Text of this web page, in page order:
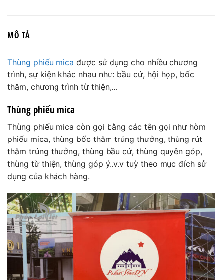
MÔ TẢ
Thùng phiếu mica được sử dụng cho nhiều chương
trình, sự kiện khác nhau như: bầu cử, hội họp, bốc
thăm, chương trình từ thiện,…
Thùng phiếu mica
Thùng phiếu mica còn gọi bằng các tên gọi như hòm
phiếu mica, thùng bốc thăm trúng thưởng, thùng rút
thăm trúng thưởng, thùng bầu cử, thùng quyên góp,
thùng từ thiện, thùng góp ý..v.v tuỳ theo mục đích sử
dụng của khách hàng.